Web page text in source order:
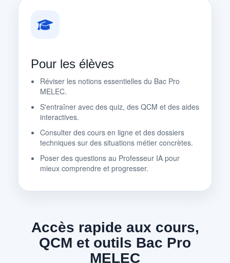
Pour les élèves
Réviser les notions essentielles du Bac Pro
MELEC.
S'entraîner avec des quiz, des QCM et des aides
interactives.
Consulter des cours en ligne et des dossiers
techniques sur des situations métier concrètes.
Poser des questions au Professeur IA pour
mieux comprendre et progresser.
Accès rapide aux cours,
QCM et outils Bac Pro
MELEC